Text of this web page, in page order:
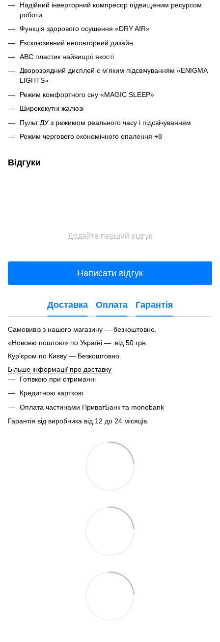
Надійний інверторний компресор підвищеним ресурсом
роботи
Функція здорового осушення «DRY AIR»
Ексклюзивний неповторний дизайн
ABC пластик найвищої якості
Дворозрядний дисплей c м’яким підсвічуванням «ENIGMA
LIGHTS»
Режим комфортного сну «MAGIC SLEEP»
Ширококутні жалюзі
Пульт ДУ з режимом реального часу і підсвічуванням
Режим чергового економічного опалення +8
Відгуки
Додайте перший відгук
Написати відгук
Доставка Оплата Гарантія
Самовивіз з нашого магазину — безкоштовно.
«Нововю поштою» по Україні — від 50 грн.
Кур'єром по Києву — Безкоштовно.
Більше інформації про доставку
Готівкою при отриманні
Кредитною карткою
Оплата частинами ПриватБанк та monobank
Гарантія від виробника від 12 до 24 місяців.